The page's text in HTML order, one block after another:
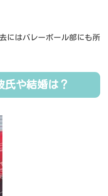
にはバレーボール部にも所
氏や結婚は？